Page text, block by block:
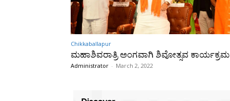
Chikkaballapur
ಮಹಾಶಿವರಾತ್ರಿ ಅಂಗವಾಗಿ ಶಿವೋತ್ಸವ ಕಾರ್ಯಕ್ರಮ
Administrator - March 2, 2022